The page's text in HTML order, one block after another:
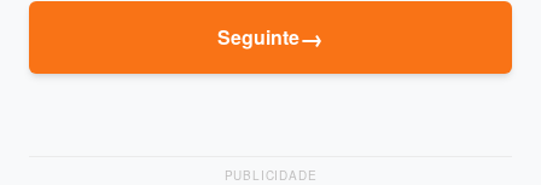
Seguinte→
PUBLICIDADE